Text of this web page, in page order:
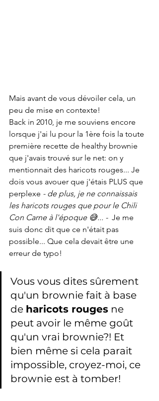
Mais avant de vous dévoiler cela, un
peu de mise en contexte!
Back in 2010, je me souviens encore
lorsque j'ai lu pour la 1ère fois la toute
première recette de healthy brownie
que j'avais trouvé sur le net: on y
mentionnait des haricots rouges... Je
dois vous avouer que j'étais PLUS que
perplexe - de plus, je ne connaissais
les haricots rouges que pour le Chili
Con Carne à l'époque 😅... -
  Je me
suis donc dit que ce n'était pas
possible... Que cela devait être une
erreur de typo!
Vous vous dites sûrement
qu'un brownie fait à base
de haricots rouges ne
peut avoir le même goût
qu'un vrai brownie?! Et
bien même si cela parait
impossible, croyez-moi, ce
brownie est à tomber!